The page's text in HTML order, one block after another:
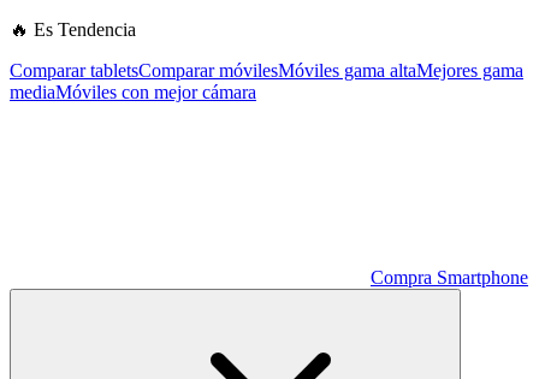
🔥 Es Tendencia
Comparar tabletsComparar móvilesMóviles gama altaMejores gama
mediaMóviles con mejor cámara
Compra Smartphone